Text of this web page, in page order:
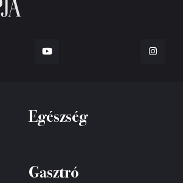
Egészség
Gasztró